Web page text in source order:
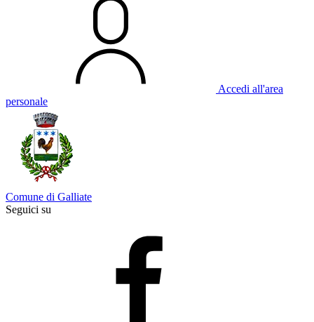
Accedi all'area
personale
Comune di Galliate
Seguici su